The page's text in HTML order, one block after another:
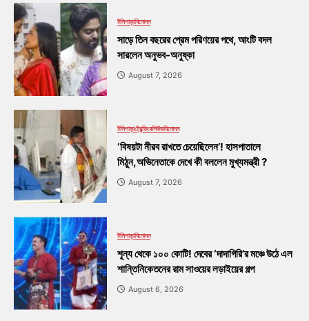
টলিপাড়াবিনোদন
সাড়ে তিন বছরের প্রেম পরিণয়ের পথে, আংটি বদল
সারলেন অনুভব-অনুষ্কা
August 7, 2026
টলিপাড়াট্রেন্ডিংবলিউডবিনোদন
‘বিষয়টা নীরব রাখতে চেয়েছিলেন’! হাসপাতালে
মিঠুন,অভিনেতাকে দেখে কী বললেন মুখ্যমন্ত্রী ?
August 7, 2026
টলিপাড়াবিনোদন
শূন্য থেকে ১০০ কোটি! দেবের ‘দাদাগিরি’র মঞ্চে উঠে এল
শান্তিনিকেতনের রাম সাওয়ের লড়াইয়ের গল্প
August 6, 2026